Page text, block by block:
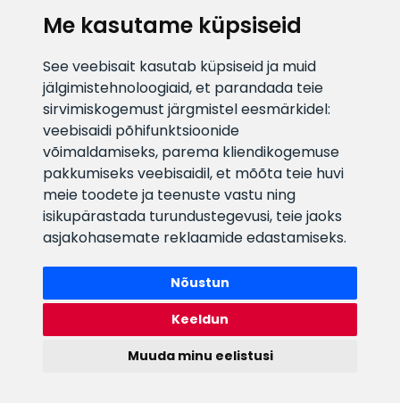
Me kasutame küpsiseid
See veebisait kasutab küpsiseid ja muid
jälgimistehnoloogiaid, et parandada teie
sirvimiskogemust järgmistel eesmärkidel:
veebisaidi põhifunktsioonide
võimaldamiseks, parema kliendikogemuse
pakkumiseks veebisaidil,et mõõta teie huvi
meie toodete ja teenuste vastu ning
isikupärastada turundustegevusi, teie jaoks
asjakohasemate reklaamide edastamiseks.
Nõustun
Keeldun
Muuda minu eelistusi
info@veefiltrid.ee
Infotelefon
+372 58862212
Vaata tööaegu
Reti tee 11, Peetri, 75312 Harju
maakond, Estonia
Watex Shop © 2026. Kõik õigused kaitstud